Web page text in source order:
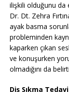
ilişkili olduğunu da
Dr. Dt. Zehra
ayak basma
probleminden
kaparken çıkan
ve konuşurken
olmadığını da
Diş Sıkma